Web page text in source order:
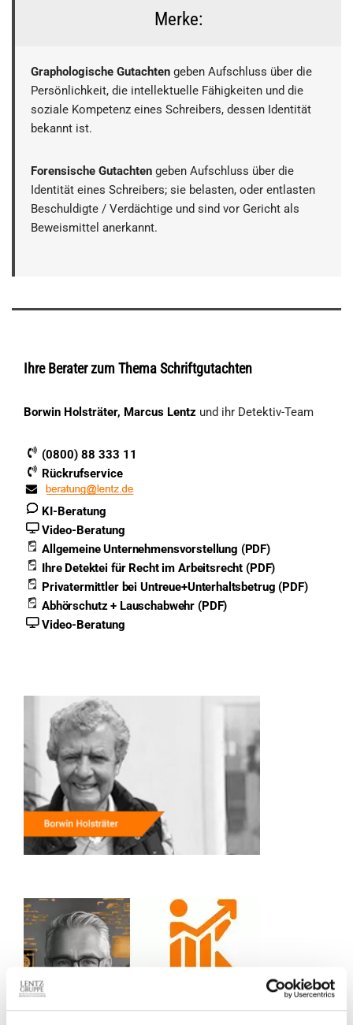
Merke:
Graphologische Gutachten geben Aufschluss über die
Persönlichkeit, die intellektuelle Fähigkeiten und die
soziale Kompetenz eines Schreibers, dessen Identität
bekannt ist.
Forensische Gutachten geben Aufschluss über die
Identität eines Schreibers; sie belasten, oder entlasten
Beschuldigte / Verdächtige und sind vor Gericht als
Beweismittel anerkannt.
Ihre Berater zum Thema Schriftgutachten
Borwin Holsträter, Marcus Lentz und ihr Detektiv-Team
(0800) 88 333 11
Rückrufservice
KI-Beratung
Video-Beratung
Allgemeine Unternehmensvorstellung (PDF)
Ihre Detektei für Recht im Arbeitsrecht (PDF)
Privatermittler bei Untreue+Unterhaltsbetrug (PDF)
Abhörschutz + Lauschabwehr (PDF)
Video-Beratung